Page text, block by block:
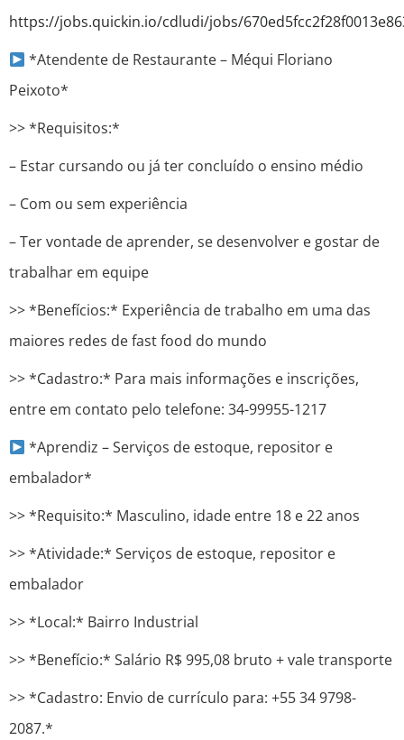
https://jobs.quickin.io/cdludi/jobs/
*Atendente de Restaurante – Méqui Floriano
Peixoto*
>> *Requisitos:*
– Estar cursando ou já ter concluído o ensino médio
– Com ou sem experiência
– Ter vontade de aprender, se desenvolver e gostar de
trabalhar em equipe
>> *Benefícios:* Experiência de trabalho em uma das
maiores redes de fast food do mundo
>> *Cadastro:* Para mais informações e inscrições,
entre em contato pelo telefone: 34-99955-1217
*Aprendiz – Serviços de estoque, repositor e
embalador*
>> *Requisito:* Masculino, idade entre 18 e 22 anos
>> *Atividade:* Serviços de estoque, repositor e
embalador
>> *Local:* Bairro Industrial
>> *Benefício:* Salário R$ 995,08 bruto + vale transporte
>> *Cadastro: Envio de currículo para: +55 34 9798-
2087.*